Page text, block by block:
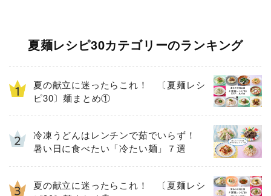
夏麺レシピ30カテゴリーのランキング
夏の献立に迷ったらこれ！ 〔夏麺レシ
ピ30〕麺まとめ①
冷凍うどんはレンチンで茹でいらず！
暑い日に食べたい「冷たい麺」７選
夏の献立に迷ったらこれ！ 〔夏麺レシ